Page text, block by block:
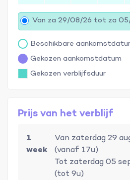
Van za 29/08/26 tot za
Beschikbare
Gekozen aankomstdatum
Gekozen verblijfsduur
Prijs van het verblijf
1
week
Van zaterdag 29
(vanaf 17u)
Tot zaterdag 05
(tot 9u)